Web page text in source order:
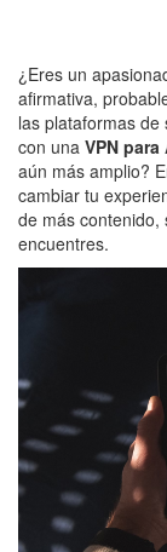
¿Eres un
afirmativa,
las plataformas
con una VPN
aún más amplio?
cambiar tu
de más
encuentres.